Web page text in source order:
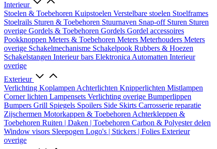
Interieur
Stoelen & Toebehoren Kuipstoelen Verstelbare stoelen Stoelframes
Stoelrails Sturen & Toebehoren Stuurnaven Snap-off Sturen Sturen
overige Gordels & Toebehoren Gordels Gordel accessoires
Pookknoppen Meters & Toebehoren Meters Meterhouders Meters
overige Schakelmechanisme Schakelpook Rubbers & Hoezen
Schakelstangen Interieur bars Elektronica Automatten Interieur
overige
Exterieur
Verlichting Koplampen Achterlichten Knipperlichten Mistlampen
Corner lichten Lampensets Verlichting overige Bumperlippen
Bumpers Grill Spiegels Spoilers Side Skirts Carrosserie reparatie
Zijschermen Motorkappen & Toebehoren Achterkleppen &
Toebehoren Ruiten | Daken | Toebehoren Carbon & Polyester delen
Window visors Sleepogen Logo's | Stickers | Folies Exterieur
overige